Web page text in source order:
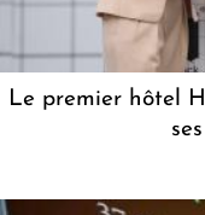
Le premier hôtel